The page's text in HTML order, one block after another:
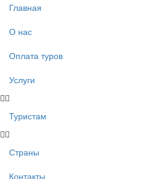
Главная
О нас
Оплата туров
Услуги
Туристам
Страны
Контакты